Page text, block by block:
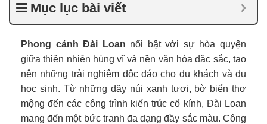
Mục lục bài viết
Phong cảnh Đài Loan nổi bật với sự hòa quyện
giữa thiên nhiên hùng vĩ và nền văn hóa đặc sắc, tạo
nên những trải nghiệm độc đáo cho du khách và du
học sinh. Từ những dãy núi xanh tươi, bờ biển thơ
mộng đến các công trình kiến trúc cổ kính, Đài Loan
mang đến một bức tranh đa dạng đầy sắc màu. Công